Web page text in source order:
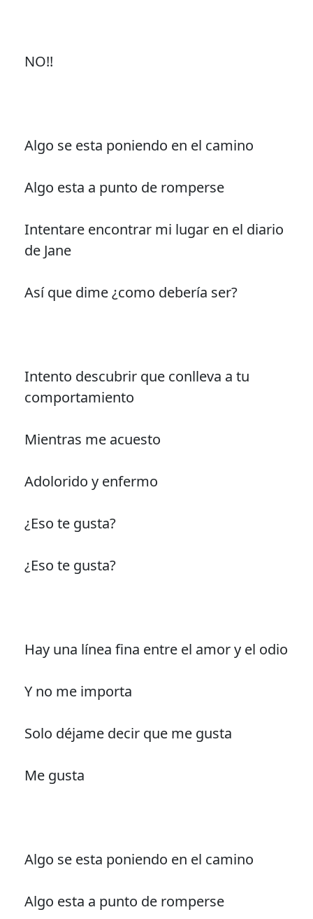
NO!!
Algo se esta poniendo en el camino
Algo esta a punto de romperse
Intentare encontrar mi lugar en el diario
de Jane
Así que dime ¿como debería ser?
Intento descubrir que conlleva a tu
comportamiento
Mientras me acuesto
Adolorido y enfermo
¿Eso te gusta?
¿Eso te gusta?
Hay una línea fina entre el amor y el odio
Y no me importa
Solo déjame decir que me gusta
Me gusta
Algo se esta poniendo en el camino
Algo esta a punto de romperse